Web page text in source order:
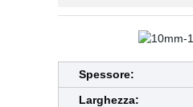
Spessore:
Larghezza: